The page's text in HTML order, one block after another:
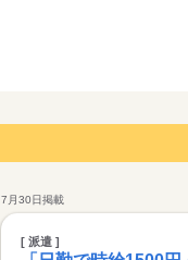
7月30日掲載
[ 派遣 ]